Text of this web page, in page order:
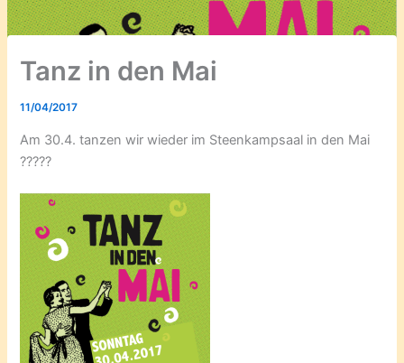
Tanz in den Mai
11/04/2017
Am 30.4. tanzen wir wieder im Steenkampsaal in den Mai
?????